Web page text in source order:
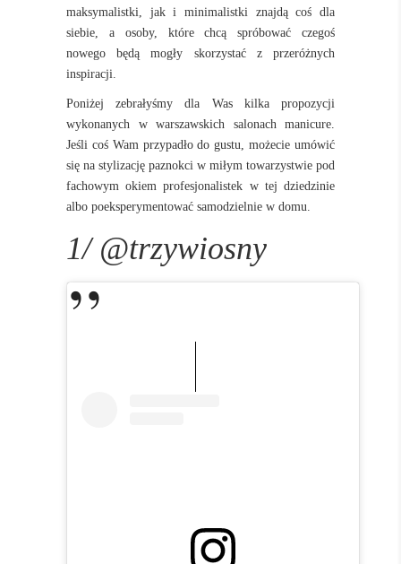
maksymalistki, jak i minimalistki znajdą coś dla
siebie, a osoby, które chcą spróbować czegoś
nowego będą mogły skorzystać z przeróżnych
inspiracji.
Poniżej zebrałyśmy dla Was kilka propozycji
wykonanych w warszawskich salonach manicure.
Jeśli coś Wam przypadło do gustu, możecie umówić
się na stylizację paznokci w miłym towarzystwie pod
fachowym okiem profesjonalistek w tej dziedzinie
albo poeksperymentować samodzielnie w domu.
1/ @trzywiosny